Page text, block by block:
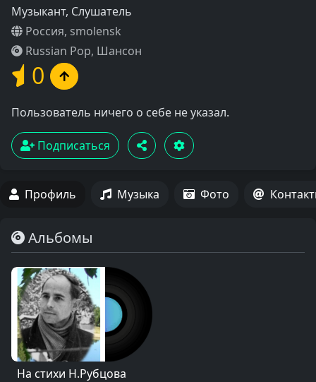
Музыкант, Слушатель
Россия, smolensk
Russian Pop, Шансон
0
Пользователь ничего о себе не указал.
Подписаться
Профиль Музыка Фото
Альбомы
На стихи Н.Рубцова